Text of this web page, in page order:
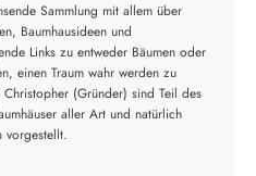
Sammlung mit allem über
Baumhausideen und
Links zu entweder Bäumen oder
einen Traum wahr werden zu
(Gründer) sind Teil des
aller Art und natürlich
vorgestellt.